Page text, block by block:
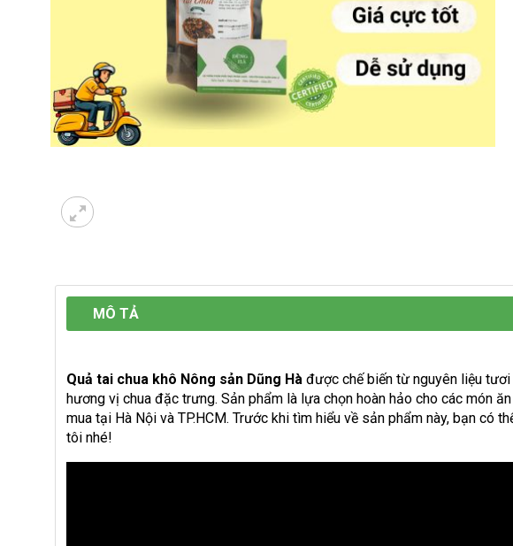
MÔ TẢ
Quả tai chua khô Nông sản Dũng Hà được chế biến từ nguyên liệu
hương vị chua đặc trưng. Sản phẩm là lựa chọn hoàn hảo cho các món
mua tại Hà Nội và TP.HCM. Trước khi tìm hiểu về sản phẩm này, bạn có
tôi nhé!